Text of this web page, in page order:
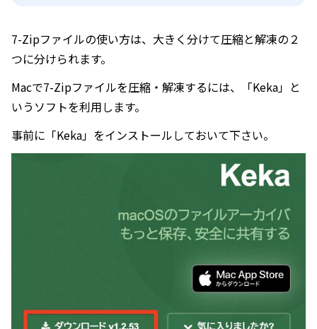
7-Zipファイルの使い方は、大きく分けて圧縮と解凍の２
つに分けられます。
Macで7-Zipファイルを圧縮・解凍するには、「Keka」と
いうソフトを利用します。
事前に「Keka」をインストールしておいて下さい。